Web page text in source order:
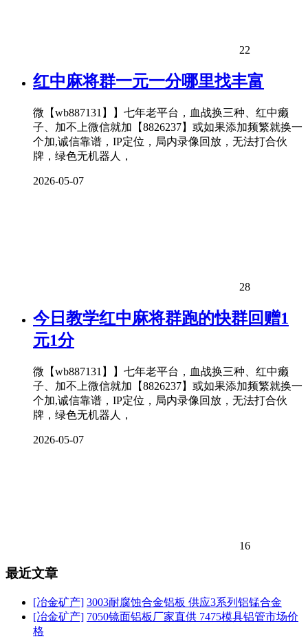
22
红中麻将群一元一分哪里找丰富
微【wb887131】】七年老平台，血战换三种、红中癞
子、加不上微信就加【8826237】或如果添加频繁就换一
个加,诚信靠谱，IP定位，局内录像回放，无法打合伙
牌，绿色无机器人，
2026-05-07
28
今日教学红中麻将群跑的快群回赠1
元1分
微【wb887131】】七年老平台，血战换三种、红中癞
子、加不上微信就加【8826237】或如果添加频繁就换一
个加,诚信靠谱，IP定位，局内录像回放，无法打合伙
牌，绿色无机器人，
2026-05-07
16
最近文章
[冶金矿产] 3003耐腐蚀合金铝板 供应3系列铝锰合金
[冶金矿产] 7050镜面铝板厂家直供 7475模具铝管市场价
格